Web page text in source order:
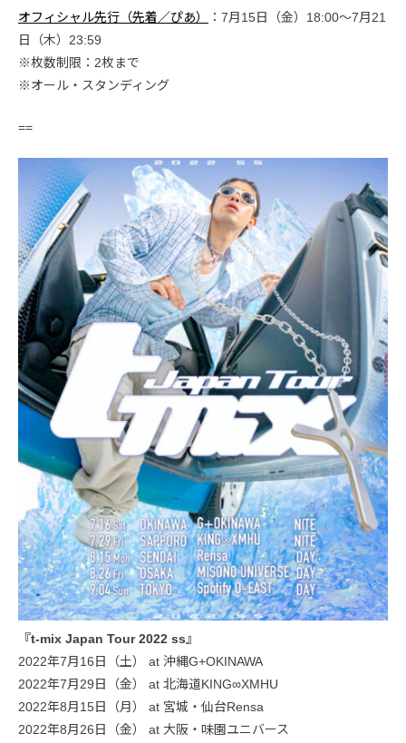
オフィシャル先行（先着／ぴあ）
：7月15日（金）18:00～7月21
日（木）23:59
※枚数制限：2枚まで
※オール・スタンディング
==
『t-mix Japan Tour 2022 ss』
2022年7月16日（土） at 沖縄G+OKINAWA
2022年7月29日（金） at 北海道KING∞XMHU
2022年8月15日（月） at 宮城・仙台Rensa
2022年8月26日（金） at 大阪・味園ユニバース